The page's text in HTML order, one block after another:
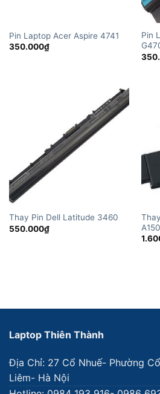
Pin Laptop Acer Aspire 4741
350.000₫
Pin
Thay Pin Dell Latitude 3460
550.000₫
Laptop Thiên Thành
Địa Chỉ: 27 Cổ Nhuế- Phường
Liêm- Hà Nội